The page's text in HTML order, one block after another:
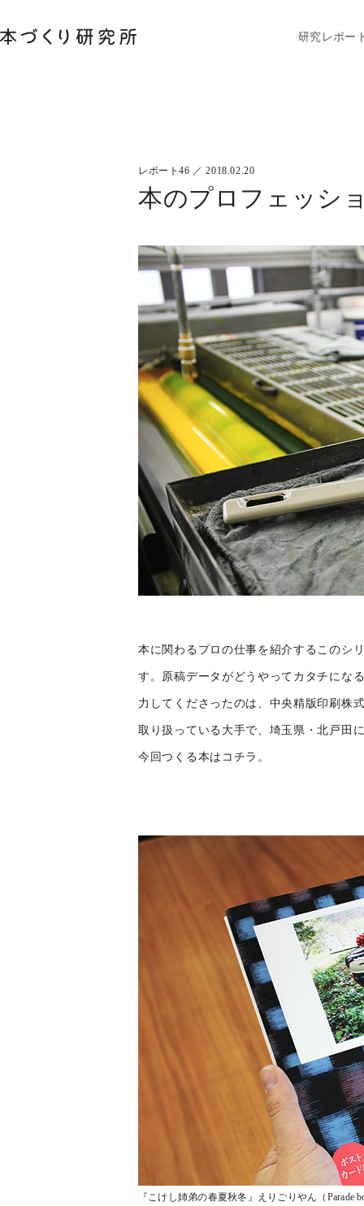
研究レポー
レポート46 ／ 2018.02.20
本のプロフェッシ
本に関わるプロの仕事を紹介するこのシ
す。原稿データがどうやってカタチにな
力してくださったのは、中央精版印刷株
取り扱っている大手で、埼玉県・北戸田
今回つくる本はコチラ。
『こけし姉弟の春夏秋冬』えりごりやん（